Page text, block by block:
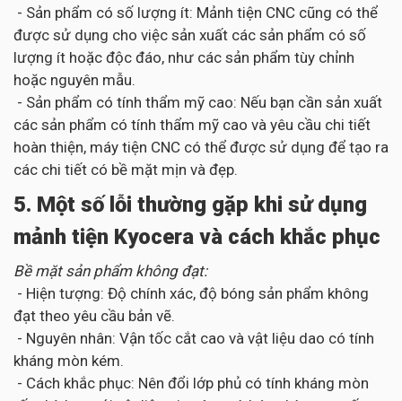
- Sản phẩm có số lượng ít: Mảnh tiện CNC cũng có thể
được sử dụng cho việc sản xuất các sản phẩm có số
lượng ít hoặc độc đáo, như các sản phẩm tùy chỉnh
hoặc nguyên mẫu.
- Sản phẩm có tính thẩm mỹ cao: Nếu bạn cần sản xuất
các sản phẩm có tính thẩm mỹ cao và yêu cầu chi tiết
hoàn thiện, máy tiện CNC có thể được sử dụng để tạo ra
các chi tiết có bề mặt mịn và đẹp.
5. Một số lỗi thường gặp khi sử dụng
mảnh tiện Kyocera và cách khắc phục
Bề mặt sản phẩm không đạt:
- Hiện tượng: Độ chính xác, độ bóng sản phẩm không
đạt theo yêu cầu bản vẽ.
- Nguyên nhân: Vận tốc cắt cao và vật liệu dao có tính
kháng mòn kém.
- Cách khắc phục: Nên đổi lớp phủ có tính kháng mòn